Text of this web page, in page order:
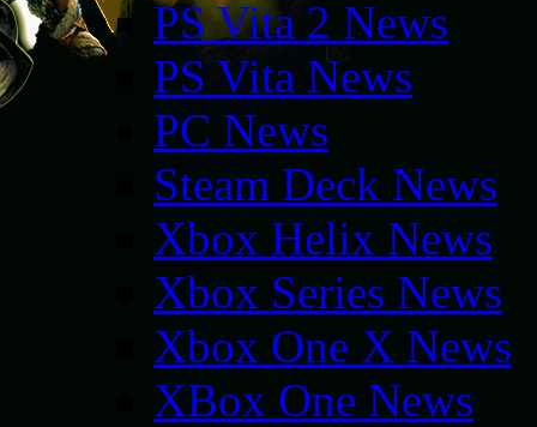
PS Vita 2 News
PS Vita News
PC News
Steam Deck News
Xbox Helix News
Xbox Series News
Xbox One X News
XBox One News